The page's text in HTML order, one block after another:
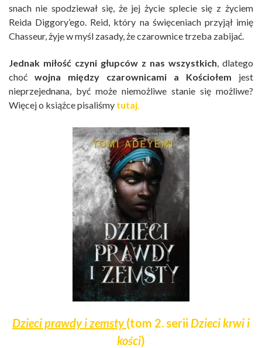
snach nie spodziewał się, że jej życie splecie się z życiem
Reida Diggory’ego. Reid, który na święceniach przyjął imię
Chasseur, żyje w myśl zasady, że czarownice trzeba zabijać.
Jednak miłość czyni głupców z nas wszystkich, dlatego
choć wojna między czarownicami a Kościołem jest
nieprzejednana, być może niemożliwe stanie się możliwe?
Więcej o książce pisaliśmy tutaj.
Dzieci prawdy i zemsty(tom 2. serii Dzieci krwi i
kości)